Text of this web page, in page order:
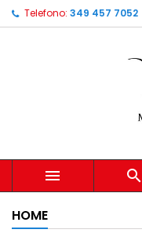
Telefono: 349 457 7052
 
HOME